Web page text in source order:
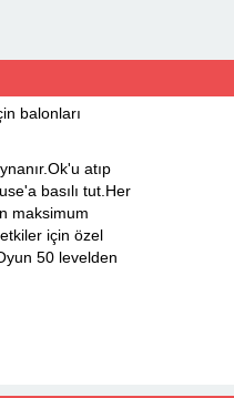
balonları
atıp
basılı tut.Her
maksimum
etkiler için özel
50 levelden